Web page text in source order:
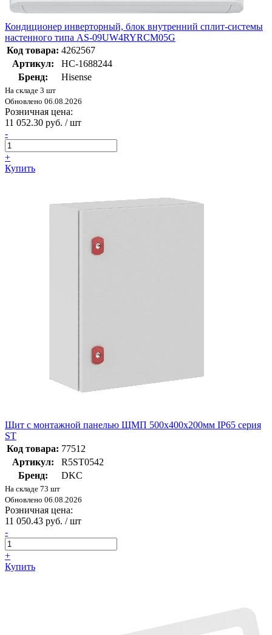
Кондиционер инверторный, блок внутренний сплит-системы
настенного типа AS-09UW4RYRCM05G
Код товара: 4262567
Артикул:
НС-1688244
Бренд:
Hisense
На складе 3 шт
Обновлено 06.08.2026
Розничная цена:
11 052.30 руб. / шт
-
+
Купить
Щит с монтажной панелью ЩМП 500x400x200мм IP65 серия
ST
Код товара: 77512
Артикул:
R5ST0542
Бренд:
DKC
На складе 73 шт
Обновлено 06.08.2026
Розничная цена:
11 050.43 руб. / шт
-
+
Купить